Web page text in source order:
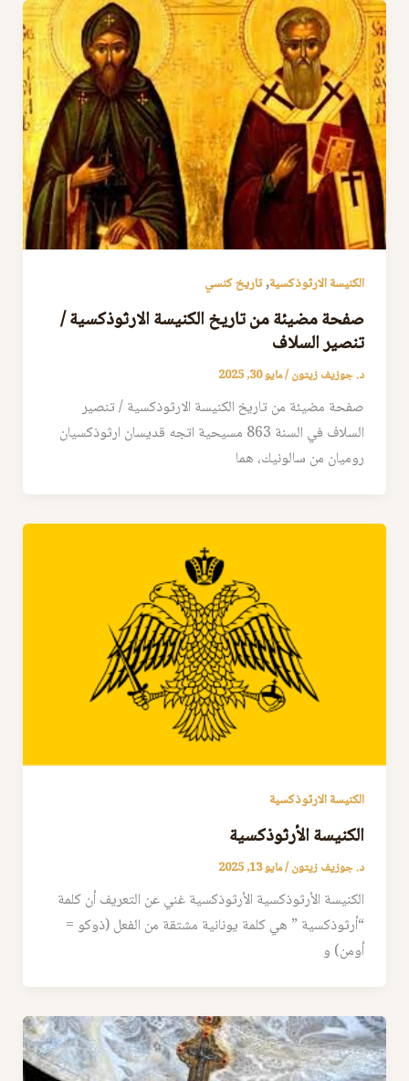
الكنيسة الارثوذكسية,تاريخ كنسي
صفحة مضيئة من تاريخ الكنيسة الارثوذكسية /
تنصير السلاف
د. جوزيف زيتون/مايو 30, 2025
صفحة مضيئة من تاريخ الكنيسة الارثوذكسية / تنصير
السلاف في السنة 863 مسيحية اتجه قديسان ارثوذكسيان
روميان من سالونيك، هما
الكنيسة الارثوذكسية
الكنيسة الأرثوذكسية
د. جوزيف زيتون/مايو 13, 2025
الكنيسة الأرثوذكسية الأرثوذكسية غني عن التعريف أن كلمة
“أرثوذكسية ” هي كلمة يونانية مشتقة من الفعل (ذوكو =
أومن) و